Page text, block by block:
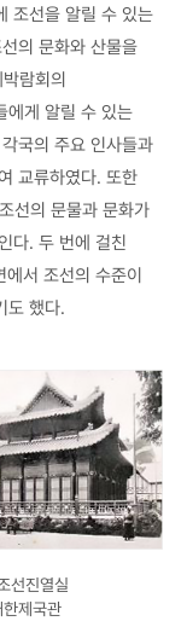
조선을 알릴 수 있는
의 문화와 산물을
람회의
에게 알릴 수 있는
국의 주요 인사들과
교류하였다. 또한
선의 문물과 문화가
다. 두 번에 걸친
서 조선의 수준이
도 했다.
선진열실
제국관